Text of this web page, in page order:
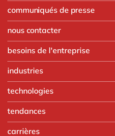
communiqués de presse
nous contacter
besoins de l'entreprise
Operations
Finance
Customer experience
Vente, marketing & service
industries
Automobile
Chimique
Discrete Manufacturing
technologies
Microsoft Azure
tendances
carrières